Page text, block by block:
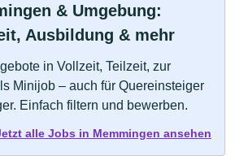
& Umgebung:
Ausbildung & mehr
in Vollzeit, Teilzeit, zur
Minijob – auch für Quereinsteiger
Einfach filtern und bewerben.
alle Jobs in Memmingen ansehen